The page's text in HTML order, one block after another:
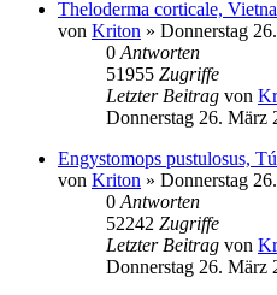
Theloderma corticale,
von Kriton » Donnerstag
0 Antworten
51955 Zugriffe
Letzter Beitrag von
Donnerstag 26. März
Engystomops pustulosus,
von Kriton » Donnerstag
0 Antworten
52242 Zugriffe
Letzter Beitrag von
Donnerstag 26. März